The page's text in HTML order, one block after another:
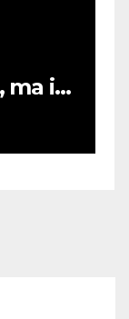
ma i
tutti